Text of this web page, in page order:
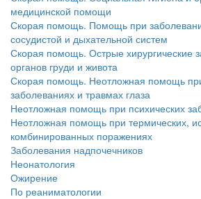
медицинской помощи
Скорая помощь. Помощь при
сосудистой и дыхательной систем
Скорая помощь. Острые хирургические
органов груди и живота
Скорая помощь. Неотложная помощь
заболеваниях и травмах глаза
Неотложная помощь при психических
Неотложная помощь при термических,
комбинированных поражениях
Заболевания надпочечников
Неонатология
Ожирение
По реаниматологии